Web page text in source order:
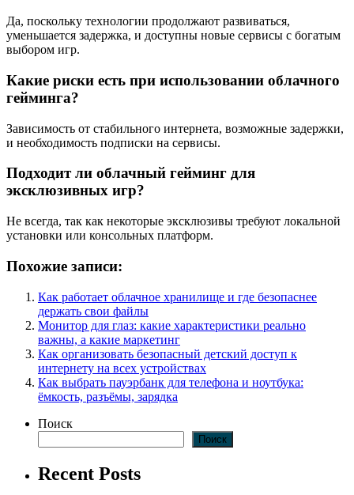
Да, поскольку технологии продолжают развиваться,
уменьшается задержка, и доступны новые сервисы с богатым
выбором игр.
Какие риски есть при использовании облачного
гейминга?
Зависимость от стабильного интернета, возможные задержки,
и необходимость подписки на сервисы.
Подходит ли облачный гейминг для
эксклюзивных игр?
Не всегда, так как некоторые эксклюзивы требуют локальной
установки или консольных платформ.
Похожие записи:
Как работает облачное хранилище и где безопаснее
держать свои файлы
Монитор для глаз: какие характеристики реально
важны, а какие маркетинг
Как организовать безопасный детский доступ к
интернету на всех устройствах
Как выбрать пауэрбанк для телефона и ноутбука:
ёмкость, разъёмы, зарядка
Поиск
Поиск
Recent Posts